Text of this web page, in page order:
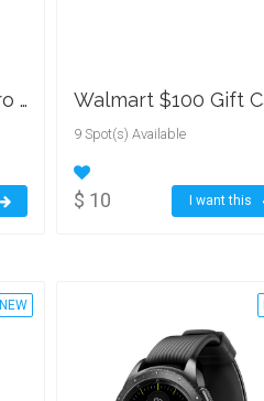
Apple - iPhone 11 Pro with 64GB (Unlocked)
9 Spot(s) Available
$ 10 I want this
NEW